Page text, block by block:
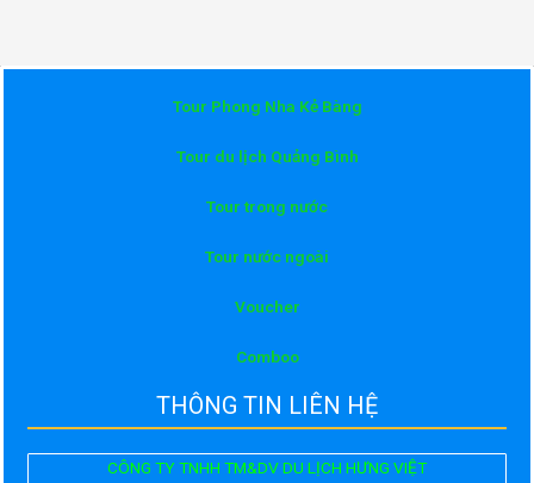
Tour Phong Nha Kẻ Bàng
Tour du lịch Quảng Bình
Tour trong nước
Tour nước ngoài
Voucher
Comboo
THÔNG TIN LIÊN HỆ
CÔNG TY TNHH TM&DV DU LỊCH HƯNG VIỆT